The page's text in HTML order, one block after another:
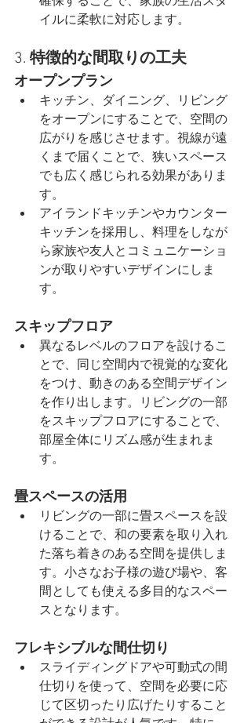
イルに柔軟に対応します。
3. 特徴的な間取りの工夫
オープンプラン
キッチン、ダイニング、リビング
をオープンにすることで、空間の
広がりを感じさせます。視線が遠
くまで届くことで、狭いスペース
でも広く感じられる効果がありま
す。
アイランドキッチンやカウンター
キッチンを採用し、料理をしなが
ら家族や友人とコミュニケーショ
ンが取りやすいデザインにしま
す。
スキップフロア
異なるレベルのフロアを設けるこ
とで、同じ空間内で視覚的な変化
をつけ、動きのある空間デザイン
を作り出します。リビングの一部
をスキップフロアにすることで、
部屋全体にリズム感が生まれま
す。
畳スペースの活用
リビングの一部に畳スペースを設
けることで、和の要素を取り入れ
た落ち着きのある空間を提供しま
す。小さなお子様の遊び場や、客
間としても使える多目的なスペー
スとなります。
フレキシブルな間仕切り
スライディングドアや可動式の間
仕切りを使って、空間を必要に応
じて区切ったり広げたりすること